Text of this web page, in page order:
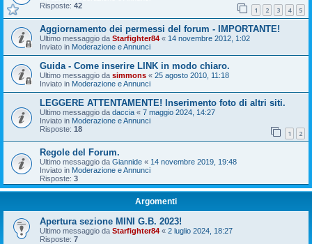
Risposte: 42 1 2 3 4 5
Aggiornamento dei permessi del forum - IMPORTANTE!
Ultimo messaggio da Starfighter84 « 14 novembre 2012, 1:02
Inviato in Moderazione e Annunci
Guida - Come inserire LINK in modo chiaro.
Ultimo messaggio da simmons « 25 agosto 2010, 11:18
Inviato in Moderazione e Annunci
LEGGERE ATTENTAMENTE! Inserimento foto di altri siti.
Ultimo messaggio da daccia « 7 maggio 2024, 14:27
Inviato in Moderazione e Annunci
Risposte: 18 1 2
Regole del Forum.
Ultimo messaggio da Giannide « 14 novembre 2019, 19:48
Inviato in Moderazione e Annunci
Risposte: 3
Argomenti
Apertura sezione MINI G.B. 2023!
Ultimo messaggio da Starfighter84 « 2 luglio 2024, 18:27
Risposte: 7